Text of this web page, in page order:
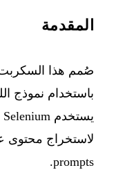
المقدمة
prompts.